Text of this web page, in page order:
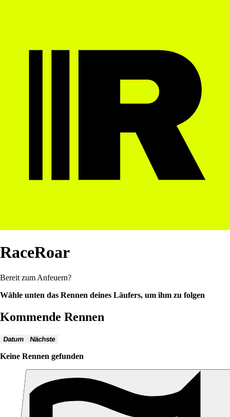
RaceRoar
Bereit zum Anfeuern?
Wähle unten das Rennen deines Läufers, um ihm zu folgen
Kommende Rennen
Datum Nächste
Keine Rennen gefunden